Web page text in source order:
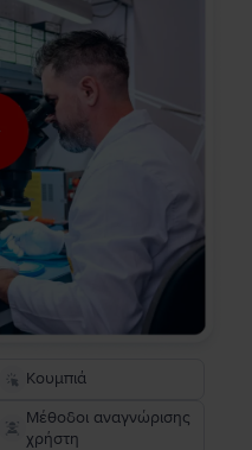
Κουμπιά
Μέθοδοι αναγνώρισης
χρήστη